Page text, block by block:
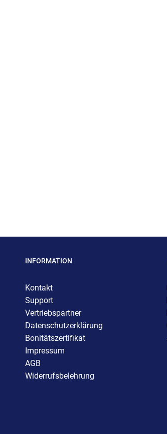
INFORMATION
Kontakt
Support
Vertriebspartner
Datenschutzerklärung
Bonitätszertifikat
Impressum
AGB
Widerrufsbelehrung